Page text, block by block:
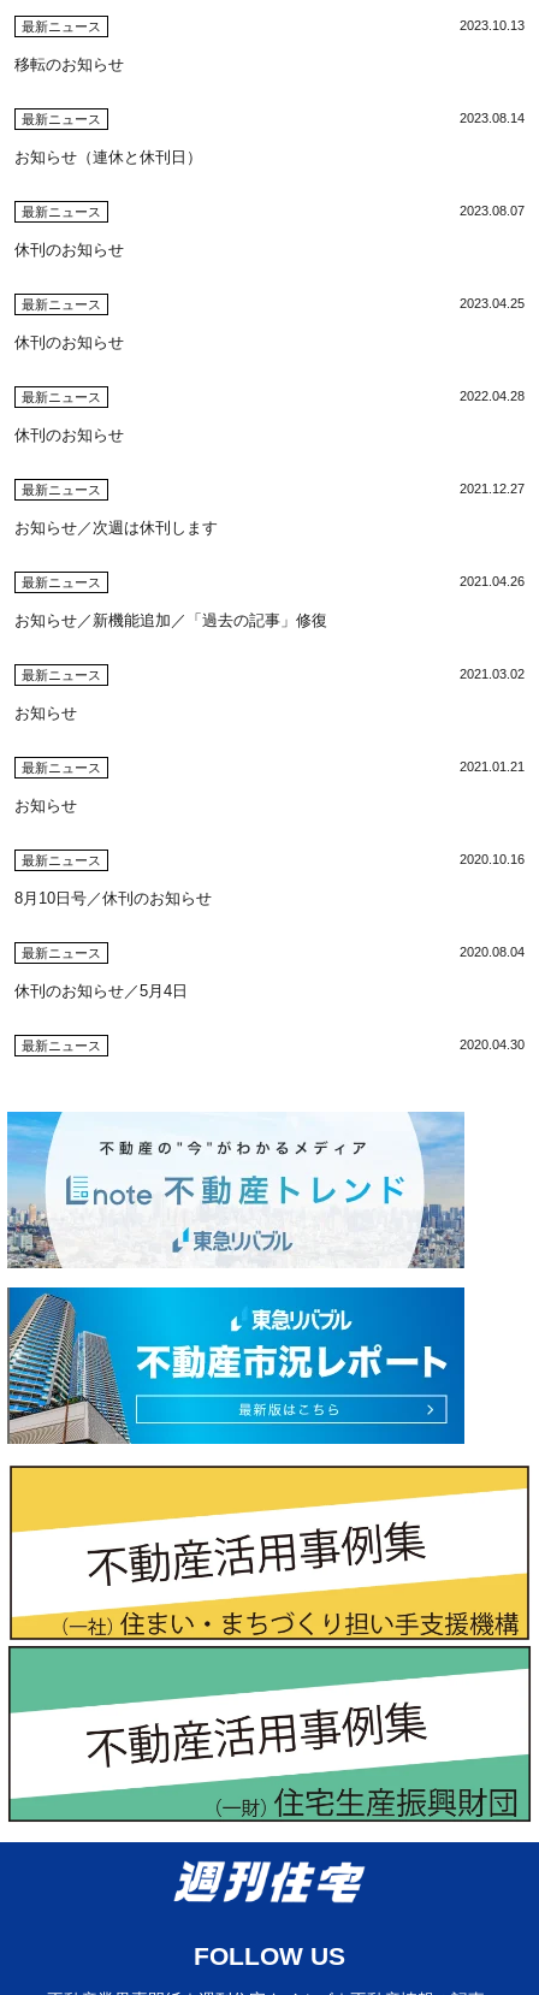
最新ニュース 2023.10.13
移転のお知らせ
最新ニュース 2023.08.14
お知らせ（連休と休刊日）
最新ニュース 2023.08.07
休刊のお知らせ
最新ニュース 2023.04.25
休刊のお知らせ
最新ニュース 2022.04.28
休刊のお知らせ
最新ニュース 2021.12.27
お知らせ／次週は休刊します
最新ニュース 2021.04.26
お知らせ／新機能追加／「過去の記事」修復
最新ニュース 2021.03.02
お知らせ
最新ニュース 2021.01.21
お知らせ
最新ニュース 2020.10.16
8月10日号／休刊のお知らせ
最新ニュース 2020.08.04
休刊のお知らせ／5月4日
最新ニュース 2020.04.30
FOLLOW US